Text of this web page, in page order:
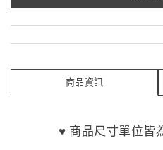
商品資訊
♥️ 商品尺寸單位皆